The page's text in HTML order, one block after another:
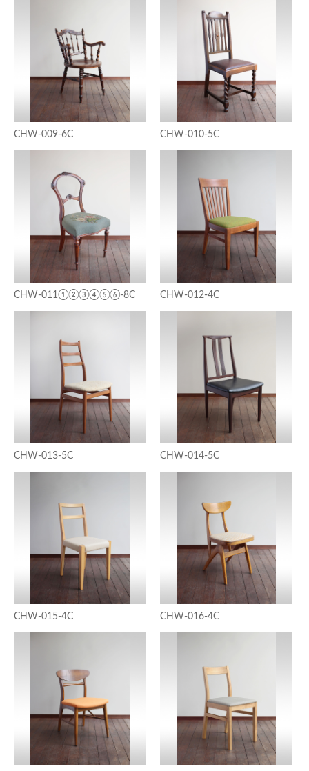
CHW-009-6C CHW-010-5C
CHW-011①②③④⑤⑥-8C CHW-012-4C
CHW-013-5C CHW-014-5C
CHW-015-4C CHW-016-4C